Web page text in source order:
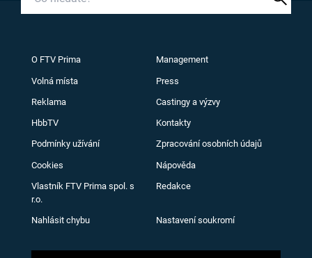
O FTV Prima Management
Volná místa Press
Reklama Castingy a výzvy
HbbTV Kontakty
Podmínky užívání Zpracování osobních údajů
Cookies Nápověda
Vlastník FTV Prima spol. s
r.o.
Redakce
Nahlásit chybu Nastavení soukromí